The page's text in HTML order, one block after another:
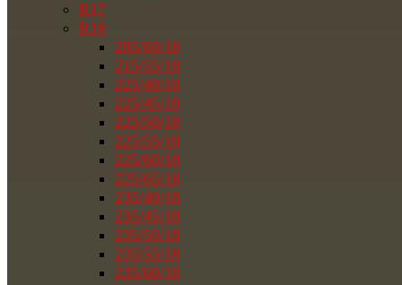
R17
R18
285/60/18
215/55/18
225/40/18
225/45/18
225/50/18
225/55/18
225/60/18
225/65/18
235/40/18
235/45/18
235/50/18
235/55/18
235/60/18